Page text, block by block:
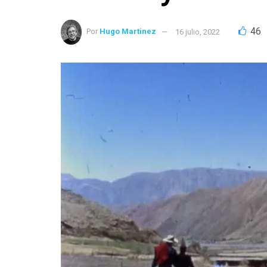
Por Hugo Martinez 16 julio, 2022 46